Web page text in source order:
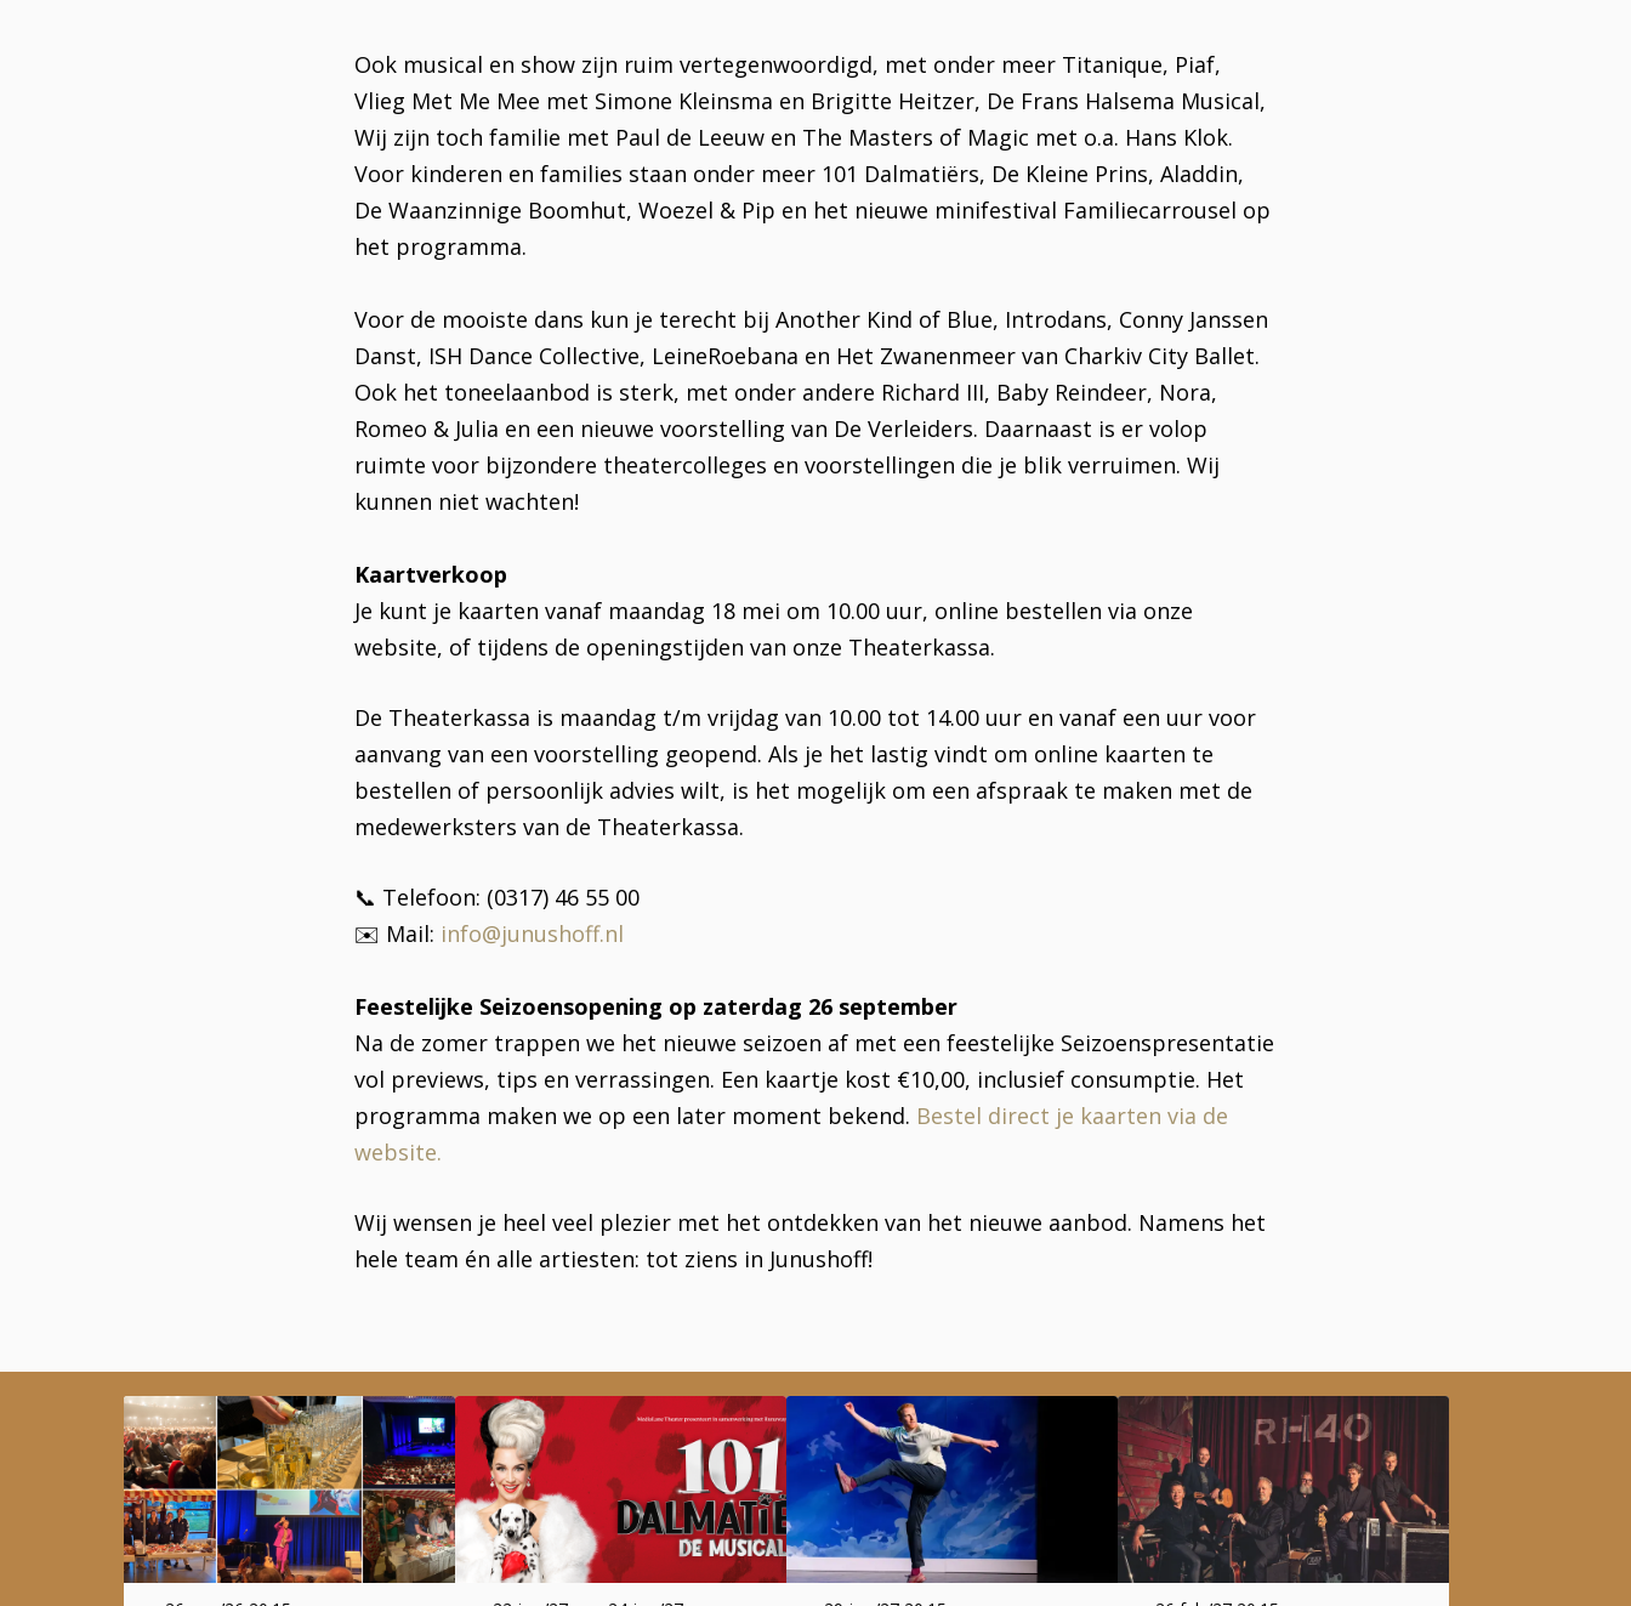
Ook musical en show zijn ruim vertegenwoordigd, met onder meer Titanique, Piaf,
Vlieg Met Me Mee met Simone Kleinsma en Brigitte Heitzer, De Frans Halsema Musical,
Wij zijn toch familie met Paul de Leeuw en The Masters of Magic met o.a. Hans Klok.
Voor kinderen en families staan onder meer 101 Dalmatiërs, De Kleine Prins, Aladdin,
De Waanzinnige Boomhut, Woezel & Pip en het nieuwe minifestival Familiecarrousel op
het programma.
Voor de mooiste dans kun je terecht bij Another Kind of Blue, Introdans, Conny Janssen
Danst, ISH Dance Collective, LeineRoebana en Het Zwanenmeer van Charkiv City Ballet.
Ook het toneelaanbod is sterk, met onder andere Richard III, Baby Reindeer, Nora,
Romeo & Julia en een nieuwe voorstelling van De Verleiders. Daarnaast is er volop
ruimte voor bijzondere theatercolleges en voorstellingen die je blik verruimen. Wij
kunnen niet wachten!
Kaartverkoop
Je kunt je kaarten vanaf maandag 18 mei om 10.00 uur, online bestellen via onze
website, of tijdens de openingstijden van onze Theaterkassa.
De Theaterkassa is maandag t/m vrijdag van 10.00 tot 14.00 uur en vanaf een uur voor
aanvang van een voorstelling geopend. Als je het lastig vindt om online kaarten te
bestellen of persoonlijk advies wilt, is het mogelijk om een afspraak te maken met de
medewerksters van de Theaterkassa.
📞 Telefoon: (0317) 46 55 00
✉️ Mail: info@junushoff.nl
Feestelijke Seizoensopening op zaterdag 26 september
Na de zomer trappen we het nieuwe seizoen af met een feestelijke Seizoenspresentatie
vol previews, tips en verrassingen. Een kaartje kost €10,00, inclusief consumptie. Het
programma maken we op een later moment bekend. Bestel direct je kaarten via de
website.
Wij wensen je heel veel plezier met het ontdekken van het nieuwe aanbod. Namens het
hele team én alle artiesten: tot ziens in Junushoff!